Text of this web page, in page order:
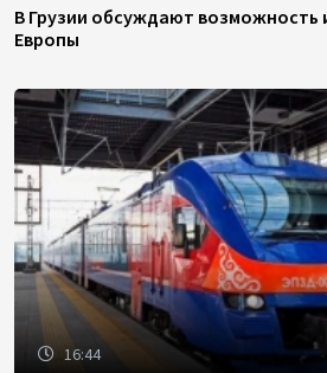
В Грузии обсуждают возможность
Европы
16:44